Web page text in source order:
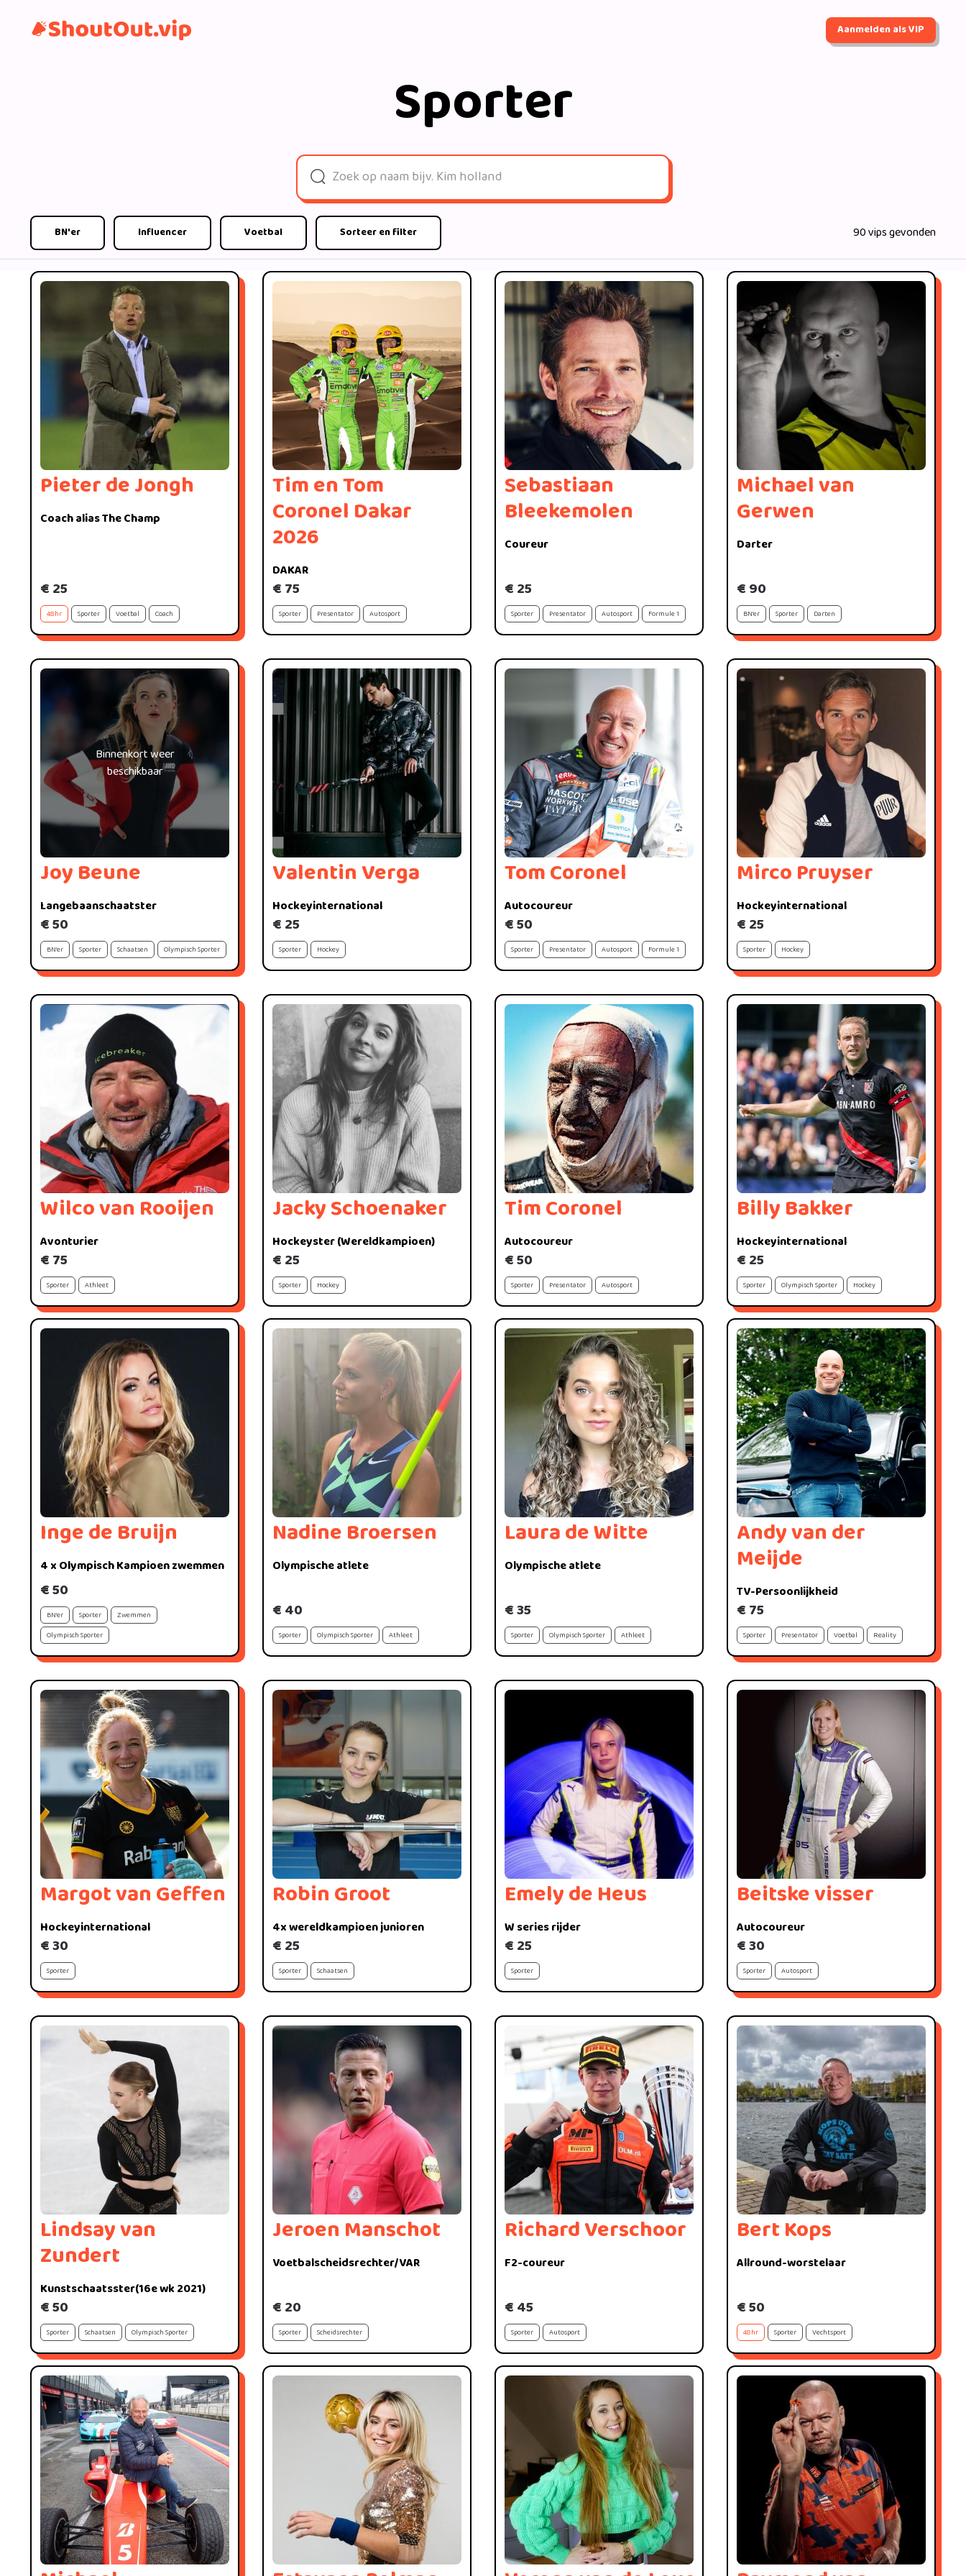
Aanmelden als VIP
Sporter
90 vips gevonden
BN'er Influencer Voetbal Sorteer en filter
Pieter de Jongh
Coach alias The Champ
€ 25
48hr Sporter Voetbal Coach
Tim en Tom
Coronel Dakar
2026
DAKAR
€ 75
Sporter Presentator Autosport
Sebastiaan
Bleekemolen
Coureur
€ 25
Sporter Presentator Autosport Formule 1
Michael van
Gerwen
Darter
€ 90
BN'er Sporter Darten
Binnenkort weer
beschikbaar
Joy Beune
Langebaanschaatster
€ 50
BN'er Sporter Schaatsen Olympisch Sporter
Valentin Verga
Hockeyinternational
€ 25
Sporter Hockey
Tom Coronel
Autocoureur
€ 50
Sporter Presentator Autosport Formule 1
Mirco Pruyser
Hockeyinternational
€ 25
Sporter Hockey
Wilco van Rooijen
Avonturier
€ 75
Sporter Athleet
Jacky Schoenaker
Hockeyster (Wereldkampioen)
€ 25
Sporter Hockey
Tim Coronel
Autocoureur
€ 50
Sporter Presentator Autosport
Billy Bakker
Hockeyinternational
€ 25
Sporter Olympisch Sporter Hockey
Inge de Bruijn
4 x Olympisch Kampioen zwemmen
€ 50
BN'er Sporter
Zwemmen
Olympisch Sporter
Nadine Broersen
Olympische atlete
€ 40
Sporter Olympisch Sporter Athleet
Laura de Witte
Olympische atlete
€ 35
Sporter Olympisch Sporter Athleet
Andy van der
Meijde
TV-Persoonlijkheid
€ 75
Sporter Presentator Voetbal Reality
Margot van Geffen
Hockeyinternational
€ 30
Sporter
Robin Groot
4x wereldkampioen junioren
€ 25
Sporter Schaatsen
Emely de Heus
W series rijder
€ 25
Sporter
Beitske visser
Autocoureur
€ 30
Sporter Autosport
Lindsay van
Zundert
Kunstschaatsster(16e wk 2021)
€ 50
Sporter Schaatsen Olympisch Sporter
Jeroen Manschot
Voetbalscheidsrechter/VAR
€ 20
Sporter Scheidsrechter
Richard Verschoor
F2-coureur
€ 45
Sporter Autosport
Bert Kops
Allround-worstelaar
€ 50
48hr Sporter Vechtsport